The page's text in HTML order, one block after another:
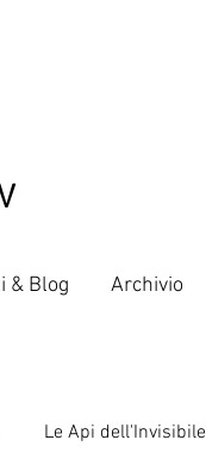
& Blog Archivio
Le Api dell'Invisibile